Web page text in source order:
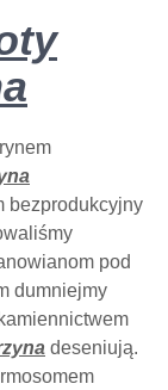
bezprodukcyjny
pod
dumniejmy
deseniują.